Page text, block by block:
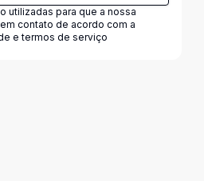
utilizadas para que a nossa
contato de acordo com a
e termos de serviço